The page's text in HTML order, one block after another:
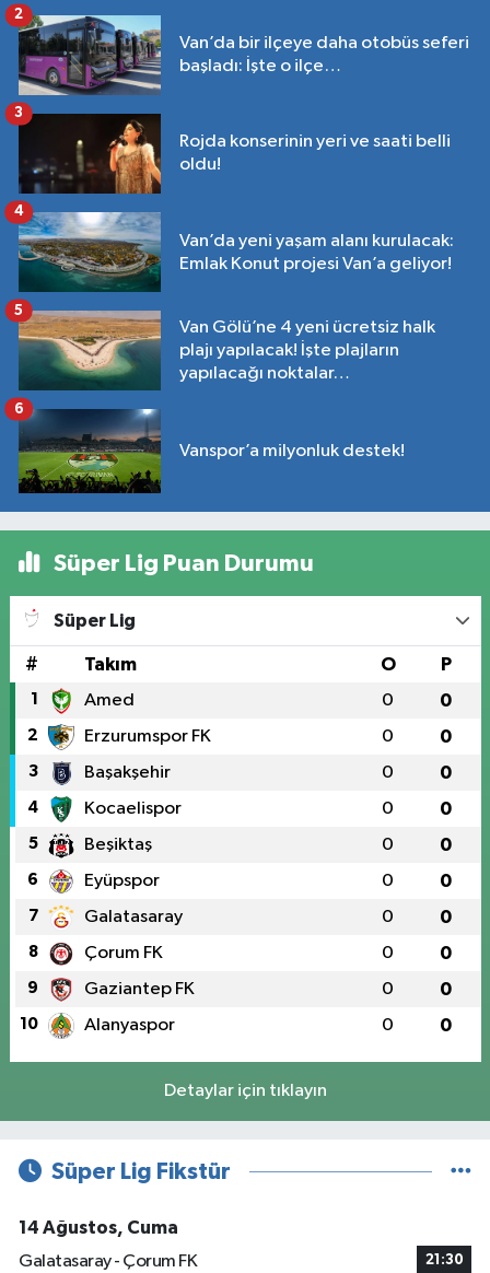
Van’da bir ilçeye daha otobüs seferi
başladı: İşte o ilçe…
2
Rojda konserinin yeri ve saati belli
oldu!
3
Van’da yeni yaşam alanı kurulacak:
Emlak Konut projesi Van’a geliyor!
4
Van Gölü’ne 4 yeni ücretsiz halk
plajı yapılacak! İşte plajların
yapılacağı noktalar…
5
Vanspor’a milyonluk destek!
6
Süper Lig Puan Durumu
Süper Lig
# Takım O P
1 Amed 0 0
2 Erzurumspor FK 0 0
3 Başakşehir 0 0
4 Kocaelispor 0 0
5 Beşiktaş 0 0
6 Eyüpspor 0 0
7 Galatasaray 0 0
8 Çorum FK 0 0
9 Gaziantep FK 0 0
10 Alanyaspor 0 0
Detaylar için tıklayın
Süper Lig Fikstür
14 Ağustos, Cuma
Galatasaray - Çorum FK
21:30